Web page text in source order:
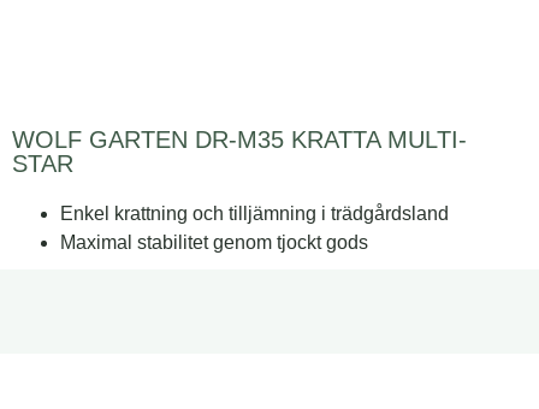
WOLF GARTEN DR-M35 KRATTA MULTI-
STAR
Enkel krattning och tilljämning i trädgårdsland
Maximal stabilitet genom tjockt gods